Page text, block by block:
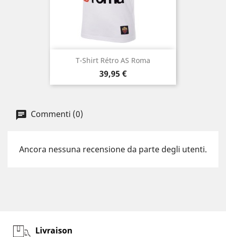
T-Shirt Rétro AS Roma
Prezzo
39,95 €
Commenti (0)
Ancora nessuna recensione da parte degli utenti.
Livraison